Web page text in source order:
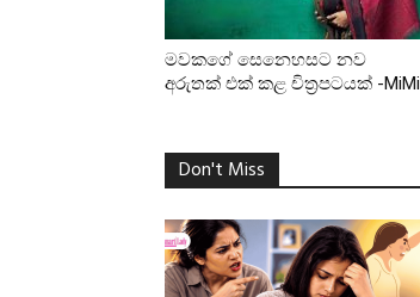
මවකගේ සෙනෙහසට නව
අරුතක් එක් කළ චිත්‍රපටයක් -MiMi
Don't Miss